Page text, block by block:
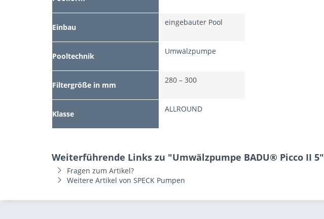
Einbau
eingebauter Pool
Pooltechnik
Umwälzpumpe
Filtergröße in mm
280 – 300
Klasse
ALLROUND
Weiterführende Links zu "Umwälzpumpe BADU® Picco II 5"
Fragen zum Artikel?
Weitere Artikel von SPECK Pumpen